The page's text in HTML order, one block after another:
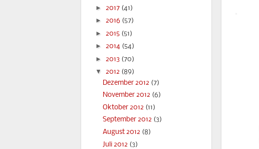
► 2017 (41)
► 2016 (57)
► 2015 (51)
► 2014 (54)
► 2013 (70)
▼ 2012 (89)
Dezember 2012 (7)
November 2012 (6)
Oktober 2012 (11)
September 2012 (3)
August 2012 (8)
Juli 2012 (3)